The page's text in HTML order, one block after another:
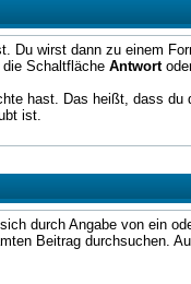
Du wirst dann zu einem
Schaltfläche Antwort
hast. Das heißt, dass du
ist.
durch Angabe von ein
Beitrag durchsuchen.